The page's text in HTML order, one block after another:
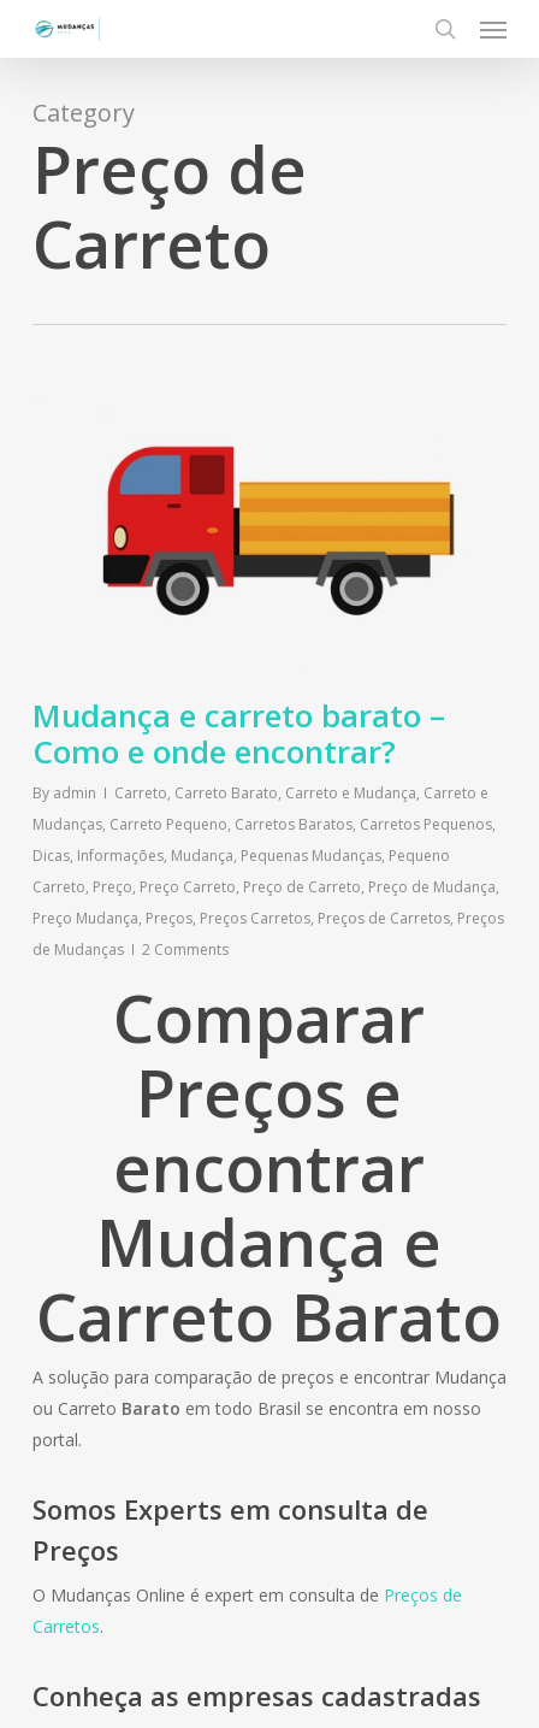
content
search
Menu
Category
Preço de
Carreto
Mudança e carreto barato –
Como e onde encontrar?
By admin Carreto, Carreto Barato, Carreto e Mudança, Carreto e
Mudanças, Carreto Pequeno, Carretos Baratos, Carretos Pequenos,
Dicas, Informações, Mudança, Pequenas Mudanças, Pequeno
Carreto, Preço, Preço Carreto, Preço de Carreto, Preço de Mudança,
Preço Mudança, Preços, Preços Carretos, Preços de Carretos, Preços
de Mudanças
2 Comments
Comparar
Preços e
encontrar
Mudança e
Carreto Barato
A solução para comparação de preços e encontrar Mudança
ou Carreto Barato em todo Brasil se encontra em nosso
portal.
Somos Experts em consulta de
Preços
O Mudanças Online é expert em consulta de Preços de
Carretos.
Conheça as empresas cadastradas